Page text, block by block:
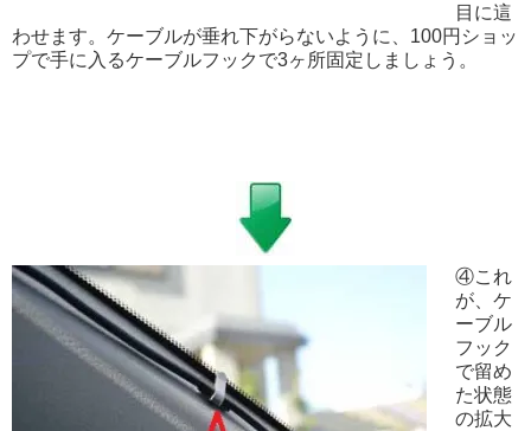
目に這
わせます。ケーブルが垂れ下がらないように、100円ショッ
プで手に入るケーブルフックで3ヶ所固定しましょう。
④これ
が、ケ
ーブル
フック
で留め
た状態
の拡大